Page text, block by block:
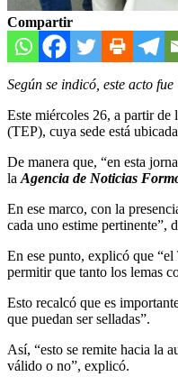
Compartir
Según se indicó, este acto
Este miércoles 26, a partir
(TEP), cuya sede está
De manera que, “en esta
la Agencia de Noticias
En ese marco, con la
cada uno estime pertinente”,
En ese punto, explicó que “el
permitir que tanto los lemas
Esto recalcó que es
que puedan ser selladas”.
Así, “esto se remite hacia la
válido o no”, explicó.